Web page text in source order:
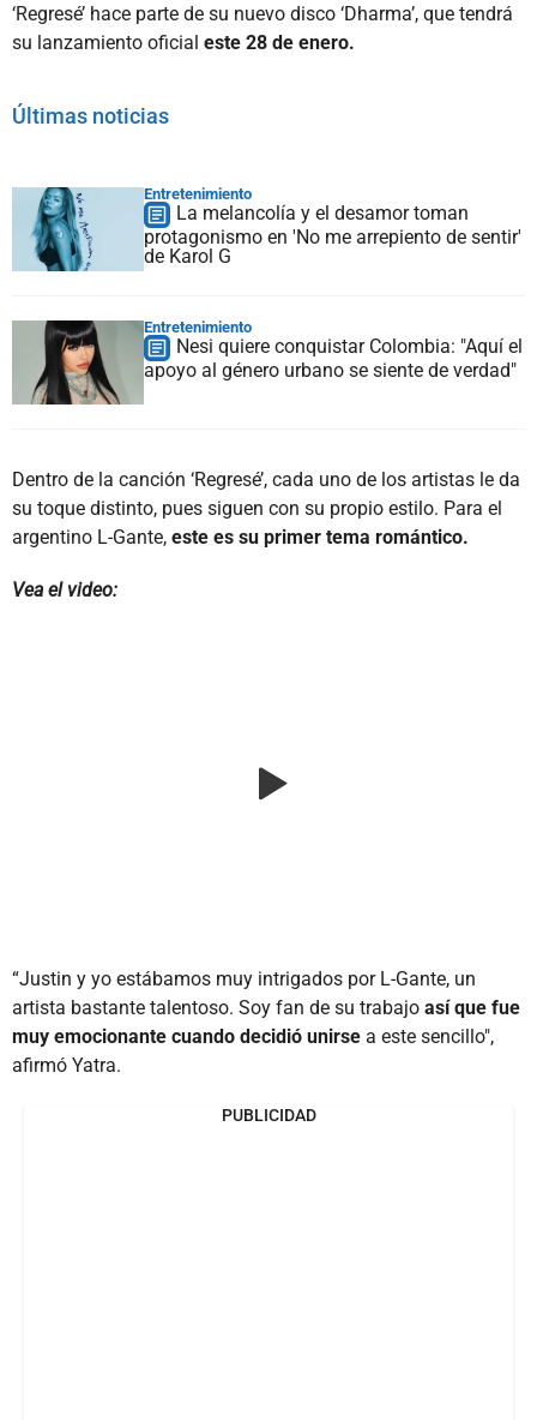
‘Regresé’ hace parte de su nuevo disco ‘Dharma’, que tendrá
su lanzamiento oficial este 28 de enero.
Últimas noticias
Entretenimiento
La melancolía y el desamor toman
protagonismo en 'No me arrepiento de sentir'
de Karol G
Entretenimiento
Nesi quiere conquistar Colombia: "Aquí el
apoyo al género urbano se siente de verdad"
Dentro de la canción ‘Regresé’, cada uno de los artistas le da
su toque distinto, pues siguen con su propio estilo. Para el
argentino L-Gante, este es su primer tema romántico.
Vea el video:
“Justin y yo estábamos muy intrigados por L-Gante, un
artista bastante talentoso. Soy fan de su trabajo así que fue
muy emocionante cuando decidió unirse a este sencillo",
afirmó Yatra.
PUBLICIDAD